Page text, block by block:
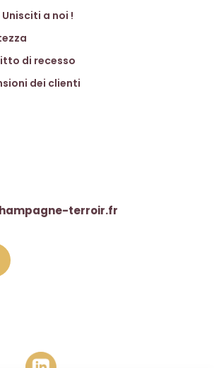
a noi !
di recesso
dei clienti
terroir.fr